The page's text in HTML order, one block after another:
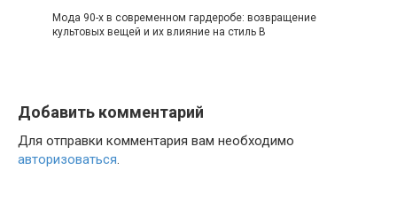
Мода 90-х в современном гардеробе: возвращение
культовых вещей и их влияние на стиль В
Добавить комментарий
Для отправки комментария вам необходимо
авторизоваться.